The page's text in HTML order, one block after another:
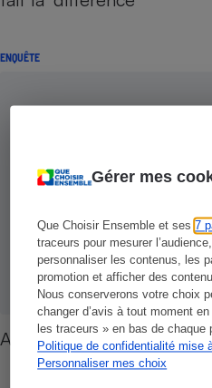
Gérer mes
Que Choisir Ensemble et ses7
traceurs pour mesurer
personnaliser les contenus, les
promotion et afficher des
Nous conserverons votre choix
changer d’avis à tout moment
les traceurs » en bas de chaque
Politique de confidentialité mise
Personnaliser mes choix
ENQUÊTE
Agences de voyage - Les